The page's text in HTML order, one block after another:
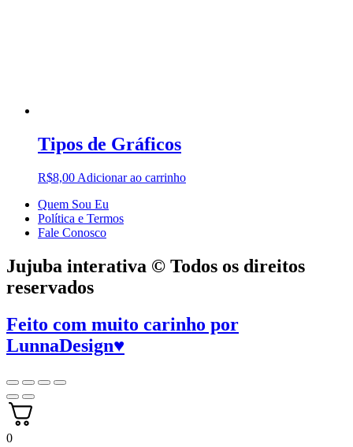
Tipos de Gráficos
R$8,00 Adicionar ao carrinho
Quem Sou Eu
Política e Termos
Fale Conosco
Jujuba interativa © Todos os direitos
reservados
Feito com muito carinho por
LunnaDesign♥
0